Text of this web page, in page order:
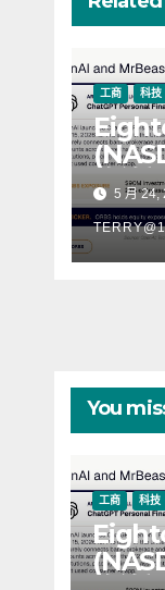
工商 科技
佈總
元，
過
5 月 24,
You
工商 科技